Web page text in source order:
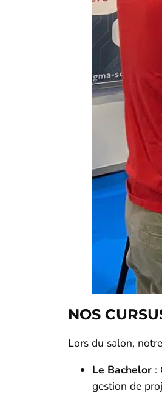
NOS
Lors du salon,
Le Bachelor :
gestion de